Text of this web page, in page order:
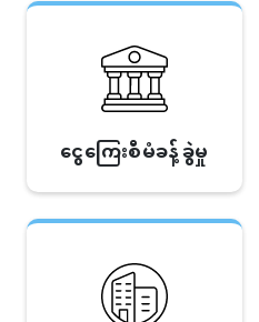
ငွေကြေးစီမံခန့်ခွဲမှု